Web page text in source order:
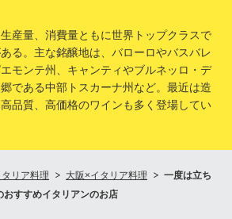
産量、消費量ともに世界トップクラスで
る。主な銘醸地は、バローロやバスバレ
モンテ州、キャンティやブルネッロ・デ
である中部トスカーナ州など。最近は造
品質、高価格のワインも多く登場してい
タリア料理 大阪×イタリア料理
一度は立ち
すすめイタリアンのお店